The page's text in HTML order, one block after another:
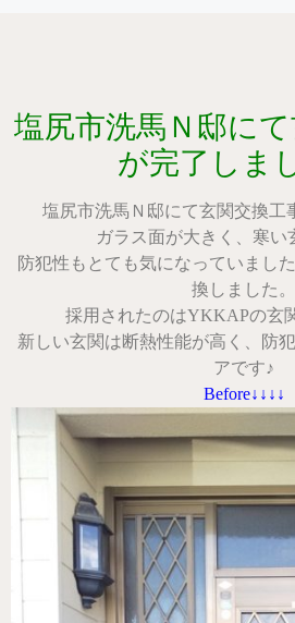
塩尻市洗馬Ｎ邸に
が完了しま
塩尻市洗馬Ｎ邸にて玄関交換工
ガラス面が大きく、寒い
防犯性もとても気になっていまし
換しました。
採用されたのはYKKAPの玄
新しい玄関は断熱性能が高く、防
アです♪
Before↓↓↓↓